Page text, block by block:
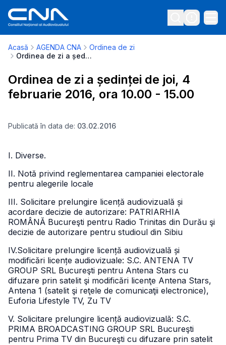
Acasă AGENDA CNA
Ordinea de zi
Ordinea de zi a ședinței de joi, 4 februarie 2016, ora 10.00 - 15.00
Ordinea de zi a ședinței de joi, 4
februarie 2016, ora 10.00 - 15.00
Publicată în data de: 03.02.2016
I. Diverse.
II. Notă privind reglementarea campaniei electorale
pentru alegerile locale
III. Solicitare prelungire licență audiovizuală și
acordare decizie de autorizare: PATRIARHIA
ROMÂNĂ Bucureşti pentru Radio Trinitas din Durău şi
decizie de autorizare pentru studioul din Sibiu
IV.Solicitare prelungire licență audiovizuală și
modificări licențe audiovizuale: S.C. ANTENA TV
GROUP SRL Bucureşti pentru Antena Stars cu
difuzare prin satelit şi modificări licenţe Antena Stars,
Antena 1 (satelit şi reţele de comunicaţii electronice),
Euforia Lifestyle TV, Zu TV
V. Solicitare prelungire licență audiovizuală: S.C.
PRIMA BROADCASTING GROUP SRL Bucureşti
pentru Prima TV din Bucureşti cu difuzare prin satelit